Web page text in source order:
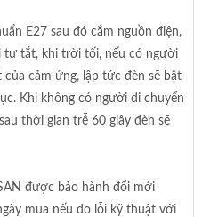
E27 sau đó cắm nguồn điện,
tự tắt, khi trời tối, nếu có người
cảm ứng, lập tức đèn sẽ bật
Khi không có người di chuyển
thời gian trễ 60 giây đèn sẽ
được bảo hành đổi mới
mua nếu do lỗi kỹ thuật với